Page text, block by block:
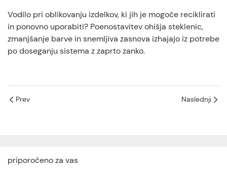
Vodilo pri oblikovanju izdelkov, ki jih je mogoče reciklirati
in ponovno uporabiti? Poenostavitev ohišja steklenic,
zmanjšanje barve in snemljiva zasnova izhajajo iz potrebe
po doseganju sistema z zaprto zanko.
Prev Naslednji
priporočeno za vas